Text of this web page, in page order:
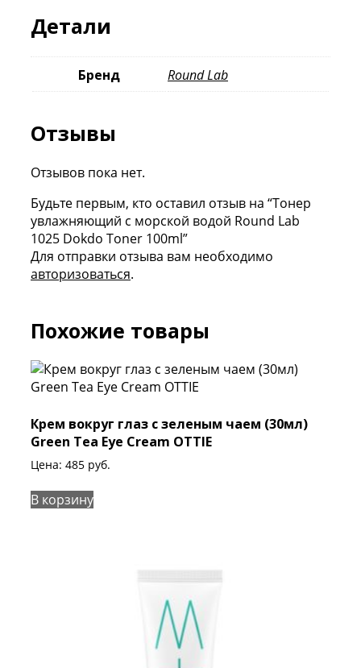
Детали
Бренд Round Lab
Отзывы
Отзывов пока нет.
Будьте первым, кто оставил отзыв на “Тонер
увлажняющий с морской водой Round Lab
1025 Dokdo Toner 100ml”
Для отправки отзыва вам необходимо
авторизоваться.
Похожие товары
Крем вокруг глаз с зеленым чаем (30мл)
Green Tea Eye Cream OTTIE
Цена: 485 руб.
В корзину